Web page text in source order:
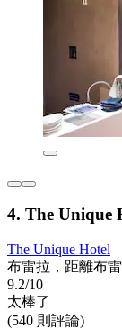
4. The Unique
The Unique Hotel
布雷拉，距離布
9.2/10
太棒了
(540 則評論)